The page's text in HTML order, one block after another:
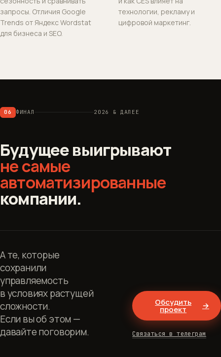
запросы. Отличия Google
Trends от Яндекс Wordstat
для бизнеса и SEO.
технологии, рекламу и
цифровой маркетинг.
06 ФИНАЛ 2026 & ДАЛЕЕ
Будущее выигрывают
не самые
автоматизированные
компании.
А те, которые
сохранили
управляемость
в условиях растущей
сложности.
Если вы об этом —
давайте поговорим.
Обсудить
проект →
Связаться в телеграм